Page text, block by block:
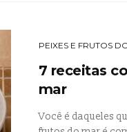
PEIXES E FRUTOS
7 receitas
mar
Você é daqueles